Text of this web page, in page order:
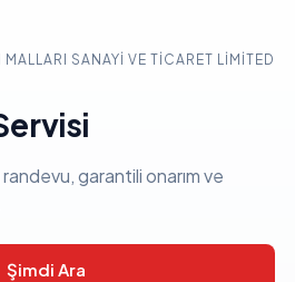
SANAYI VE TICARET LIMITED
randevu, garantili onarım ve
Şimdi Ara